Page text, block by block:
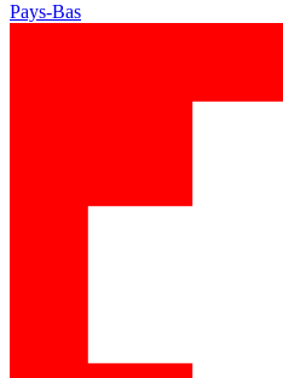
Pays-Bas